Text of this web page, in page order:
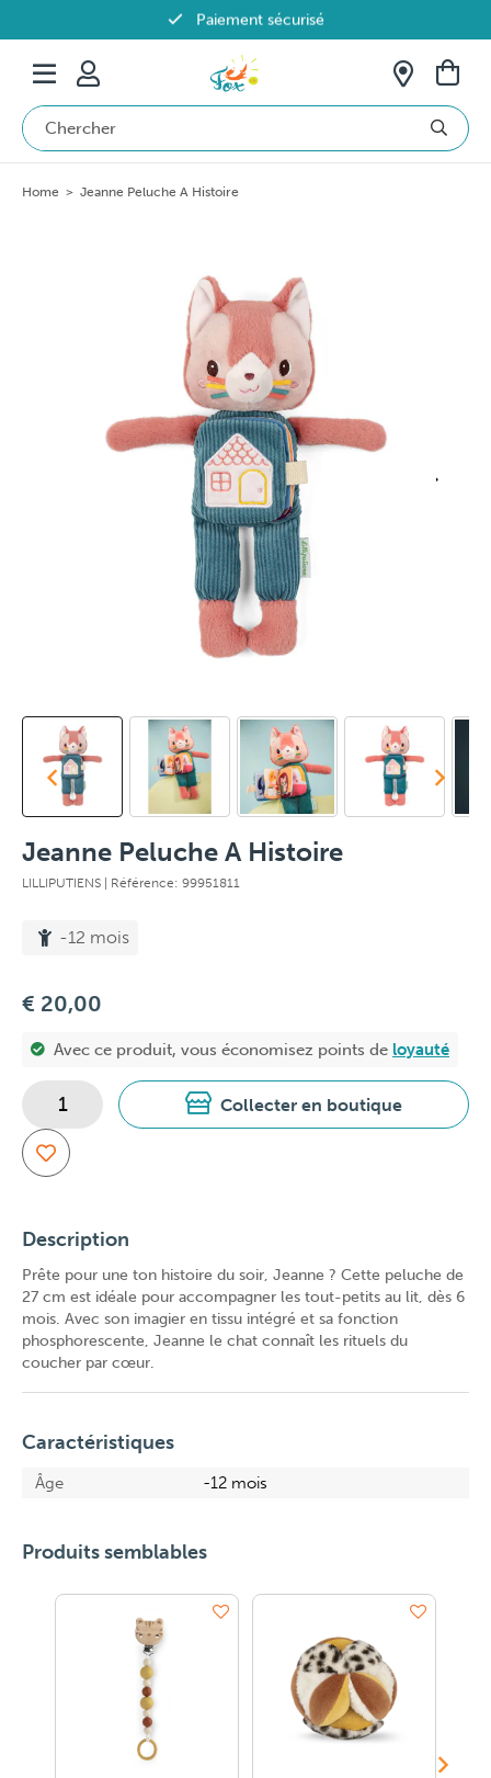
Paiement sécurisé
Livraison offerte dès 69€ en Belgique
Home > Jeanne Peluche A Histoire
Jeanne Peluche A Histoire
LILLIPUTIENS | Référence: 99951811
-12 mois
€ 20,00
Avec ce produit, vous économisez points de loyauté
Collecter en boutique
Description
Prête pour une ton histoire du soir, Jeanne ? Cette peluche de
27 cm est idéale pour accompagner les tout-petits au lit, dès 6
mois. Avec son imagier en tissu intégré et sa fonction
phosphorescente, Jeanne le chat connaît les rituels du
coucher par cœur.
Caractéristiques
Âge -12 mois
Produits semblables